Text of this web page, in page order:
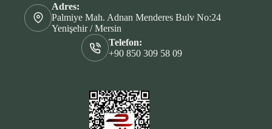
Adres:
Palmiye Mah. Adnan Menderes Bulv No:24
Yenişehir / Mersin
Telefon:
+90 850 309 58 09